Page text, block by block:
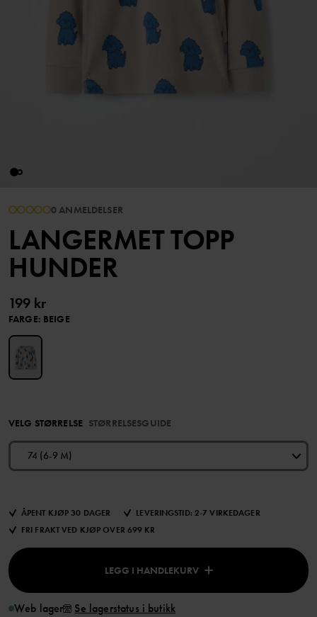
0 ANMELDELSER
LANGERMET TOPP
HUNDER
199 kr
FARGE: BEIGE
VELG STØRRELSE STØRRELSESGUIDE
74 (6-9 M)
ÅPENT KJØP 30 DAGER
LEVERINGSTID: 2-7 VIRKEDAGER
FRI FRAKT VED KJØP OVER 699 KR
LEGG I HANDLEKURV
Web lager Se lagerstatus i butikk